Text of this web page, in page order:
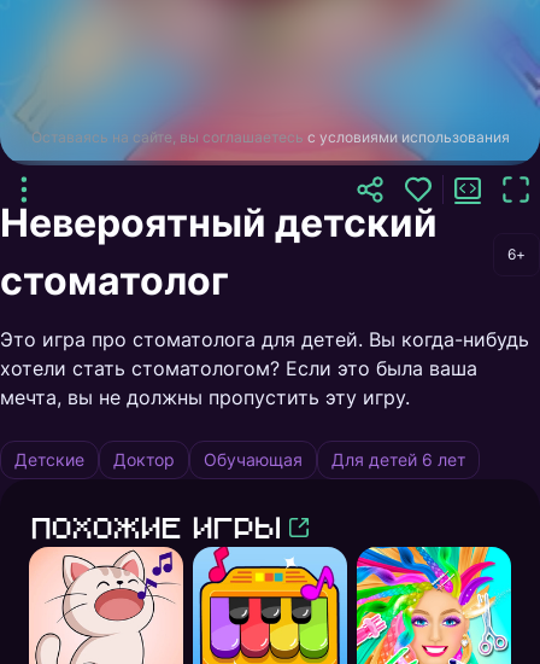
Оставаясь на сайте, вы соглашаетесь с условиями использования
Невероятный детский
стоматолог
6+
Это игра про стоматолога для детей. Вы когда-нибудь
хотели стать стоматологом? Если это была ваша
мечта, вы не должны пропустить эту игру.
Детские Доктор Обучающая Для детей 6 лет
Похожие игры